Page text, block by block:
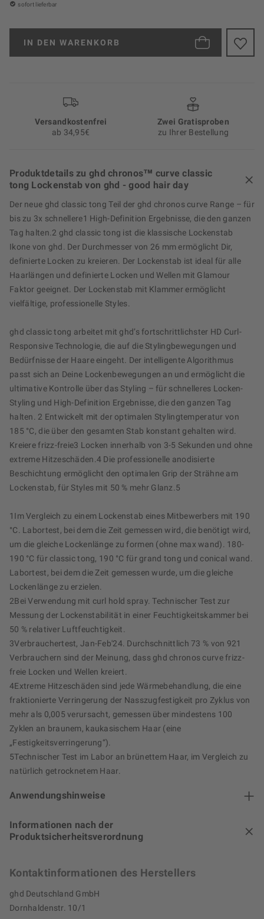
sofort lieferbar
IN DEN WARENKORB
Versand­kosten­frei
ab 34,95€
Zwei Gratisproben
zu Ihrer Bestellung
Produktdetails zu ghd chronos™ curve classic
tong Lockenstab von ghd - good hair day
Der neue ghd classic tong Teil der ghd chronos curve Range – für
bis zu 3x schnellere1 High-Definition Ergebnisse, die den ganzen
Tag halten.2 ghd classic tong ist die klassische Lockenstab
Ikone von ghd. Der Durchmesser von 26 mm ermöglicht Dir,
definierte Locken zu kreieren. Der Lockenstab ist ideal für alle
Haarlängen und definierte Locken und Wellen mit Glamour
Faktor geeignet. Der Lockenstab mit Klammer ermöglicht
vielfältige, professionelle Styles.
ghd classic tong arbeitet mit ghd’s fortschrittlichster HD Curl-
Responsive Technologie, die auf die Stylingbewegungen und
Bedürfnisse der Haare eingeht. Der intelligente Algorithmus
passt sich an Deine Lockenbewegungen an und ermöglicht die
ultimative Kontrolle über das Styling – für schnelleres Locken-
Styling und High-Definition Ergebnisse, die den ganzen Tag
halten. 2 Entwickelt mit der optimalen Stylingtemperatur von
185 °C, die über den gesamten Stab konstant gehalten wird.
Kreiere frizz-freie3 Locken innerhalb von 3-5 Sekunden und ohne
extreme Hitzeschäden.4 Die professionelle anodisierte
Beschichtung ermöglicht den optimalen Grip der Strähne am
Lockenstab, für Styles mit 50 % mehr Glanz.5
1Im Vergleich zu einem Lockenstab eines Mitbewerbers mit 190
°C. Labortest, bei dem die Zeit gemessen wird, die benötigt wird,
um die gleiche Lockenlänge zu formen (ohne max wand). 180-
190 °C für classic tong, 190 °C für grand tong und conical wand.
Labortest, bei dem die Zeit gemessen wurde, um die gleiche
Lockenlänge zu erzielen.
2Bei Verwendung mit curl hold spray. Technischer Test zur
Messung der Lockenstabilität in einer Feuchtigkeitskammer bei
50 % relativer Luftfeuchtigkeit.
3Verbrauchertest, Jan-Feb'24. Durchschnittlich 73 % von 921
Verbrauchern sind der Meinung, dass ghd chronos curve frizz-
freie Locken und Wellen kreiert.
4Extreme Hitzeschäden sind jede Wärmebehandlung, die eine
fraktionierte Verringerung der Nasszugfestigkeit pro Zyklus von
mehr als 0,005 verursacht, gemessen über mindestens 100
Zyklen an braunem, kaukasischem Haar (eine
„Festigkeitsverringerung“).
5Technischer Test im Labor an brünettem Haar, im Vergleich zu
natürlich getrocknetem Haar.
Anwendungshinweise
Informationen nach der
Produktsicherheitsverordnung
Kontaktinformationen des Herstellers
ghd Deutschland GmbH
Dornhaldenstr. 10/1